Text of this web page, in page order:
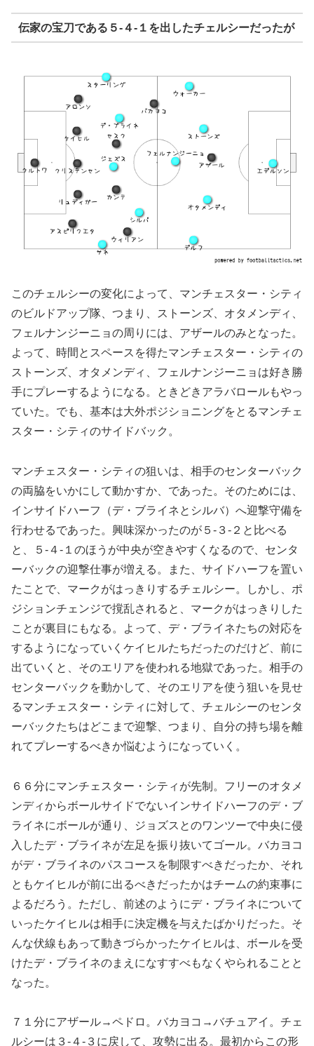
伝家の宝刀である５-４-１を出したチェルシーだったが
このチェルシーの変化によって、マンチェスター・シティ
のビルドアップ隊、つまり、ストーンズ、オタメンディ、
フェルナンジーニョの周りには、アザールのみとなった。
よって、時間とスペースを得たマンチェスター・シティの
ストーンズ、オタメンディ、フェルナンジーニョは好き勝
手にプレーするようになる。ときどきアラバロールもやっ
ていた。でも、基本は大外ポジショニングをとるマンチェ
スター・シティのサイドバック。
マンチェスター・シティの狙いは、相手のセンターバック
の両脇をいかにして動かすか、であった。そのためには、
インサイドハーフ（デ・ブライネとシルバ）へ迎撃守備を
行わせるであった。興味深かったのが５-３-２と比べる
と、５-４-１のほうが中央が空きやすくなるので、センタ
ーバックの迎撃仕事が増える。また、サイドハーフを置い
たことで、マークがはっきりするチェルシー。しかし、ポ
ジションチェンジで撹乱されると、マークがはっきりした
ことが裏目にもなる。よって、デ・ブライネたちの対応を
するようになっていくケイヒルたちだったのだけど、前に
出ていくと、そのエリアを使われる地獄であった。相手の
センターバックを動かして、そのエリアを使う狙いを見せ
るマンチェスター・シティに対して、チェルシーのセンタ
ーバックたちはどこまで迎撃、つまり、自分の持ち場を離
れてプレーするべきか悩むようになっていく。
６６分にマンチェスター・シティが先制。フリーのオタメ
ンディからボールサイドでないインサイドハーフのデ・ブ
ライネにボールが通り、ジョズスとのワンツーで中央に侵
入したデ・ブライネが左足を振り抜いてゴール。バカヨコ
がデ・ブライネのパスコースを制限すべきだったか、それ
ともケイヒルが前に出るべきだったかはチームの約束事に
よるだろう。ただし、前述のようにデ・ブライネについて
いったケイヒルは相手に決定機を与えたばかりだった。そ
んな伏線もあって動きづらかったケイヒルは、ボールを受
けたデ・ブライネのまえになすすべもなくやられることと
なった。
７１分にアザール→ペドロ。バカヨコ→バチュアイ。チェ
ルシーは３-４-３に戻して、攻勢に出る。最初からこの形